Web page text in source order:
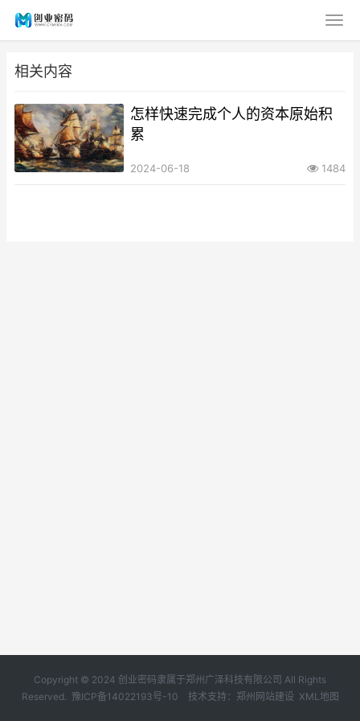
相关内容
怎样快速完成个人的资本原始积
累
2024-06-18 1484
Copyright © 2024 创业密码隶属于郑州广泽科技有限公司 All Rights
Reserved. 豫ICP备14022193号-10 技术支持： 郑州网站建设 XML地图